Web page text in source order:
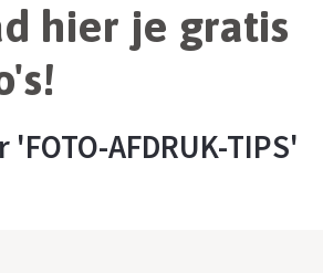
hier je gratis
AFDRUK-TIPS'